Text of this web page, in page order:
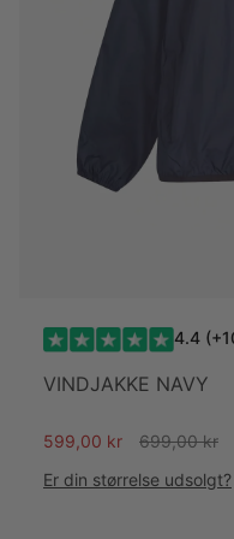
4.4
VINDJAKKE NAVY
599,00 kr
Almindelig
699,00 kr
Er din størrelse udsolgt?